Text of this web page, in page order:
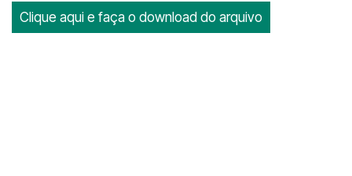
Clique aqui e faça o download do arquivo